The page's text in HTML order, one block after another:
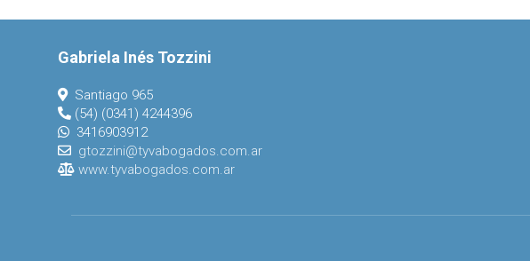
Gabriela Inés Tozzini
Santiago 965
(54) (0341) 4244396
3416903912
gtozzini@tyvabogados.com.ar
www.tyvabogados.com.ar